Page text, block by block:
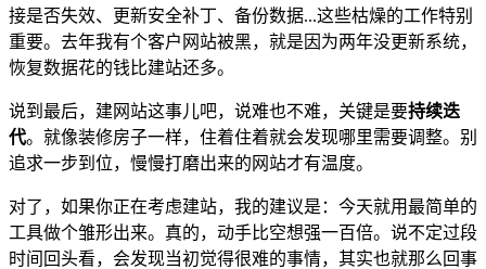
接是否失效、更新安全补丁、备份数据...这些枯燥的工作特别
重要。去年我有个客户网站被黑，就是因为两年没更新系统，
恢复数据花的钱比建站还多。
说到最后，建网站这事儿吧，说难也不难，关键是要持续迭
代。就像装修房子一样，住着住着就会发现哪里需要调整。别
追求一步到位，慢慢打磨出来的网站才有温度。
对了，如果你正在考虑建站，我的建议是：今天就用最简单的
工具做个雏形出来。真的，动手比空想强一百倍。说不定过段
时间回头看，会发现当初觉得很难的事情，其实也就那么回事